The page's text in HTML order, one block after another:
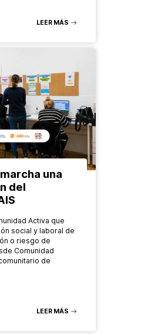
LEER MÁS
una
del
Activa que
social y laboral de
o riesgo de
Comunidad
de
LEER MÁS